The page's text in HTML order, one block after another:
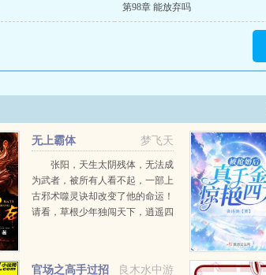
第98章 能放弃吗
梦飞天
无上霸体
张阳，天生太阴残体，无法成
为武者，被所有人看不起，一部上
古邪术噬灵诀却改变了他的命运！
请看，草根少年独闯天下，逍遥四
良木水中游
官场之高手过招